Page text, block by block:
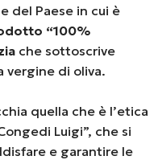
e del Paese in cui è
“100%
che sottoscrive
vergine di oliva.
quella che è l’etica
Luigi”, che si
e garantire le